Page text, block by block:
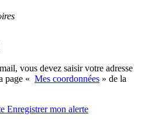
vous devez saisir votre adresse
page « Mes coordonnées » de la
Enregistrermon alerte